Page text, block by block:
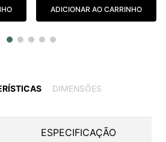
ADICIONAR AO CARRINHO
DIMENSÕES
ESPECIFICAÇÃO